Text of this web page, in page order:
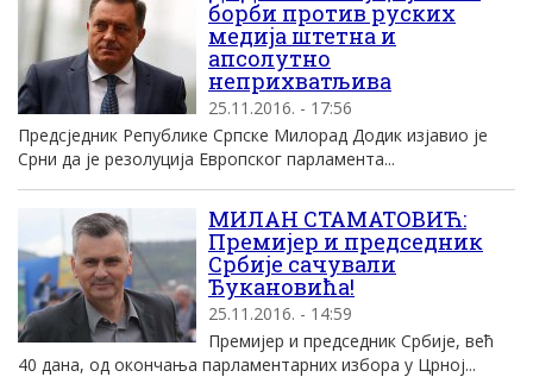
борби против руских
медија штетна и
апсолутно
неприхватљива
25.11.2016. - 17:56
Предсједник Републике Српске Милорад Додик изјавио је
Срни да је резолуција Европског парламента...
МИЛАН СТАМАТОВИЋ:
Премијер и председник
Србије сачували
Ђукановића!
25.11.2016. - 14:59
Премијер и председник Србије, већ
40 дана, од окончања парламентарних избора у Црној...